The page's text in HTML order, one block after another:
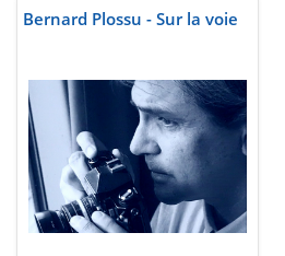
Bernard Plossu - Sur la voie